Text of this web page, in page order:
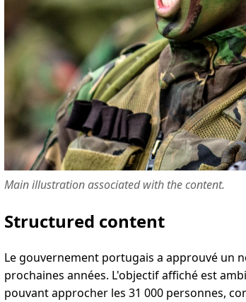
Main illustration associated with the content.
Structured content
Le gouvernement portugais a approuvé un
prochaines années. L'objectif affiché est
pouvant approcher les 31 000 personnes,